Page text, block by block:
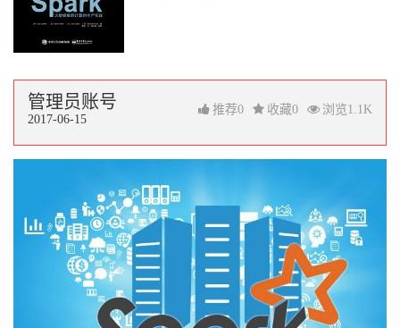
管理员账号
2017-06-15
推荐0 收藏0 浏览1.1K